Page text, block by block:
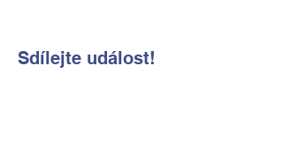
Sdílejte událost!